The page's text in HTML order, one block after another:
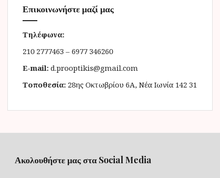
Επικοινωνήστε μαζί μας
Τηλέφωνα:
210 2777463 – 6977 346260
E-mail: d.prooptikis@gmail.com
Τοποθεσία: 28ης Οκτωβρίου 6Α, Νέα Ιωνία 142 31
Ακολουθήστε μας στα Social Media